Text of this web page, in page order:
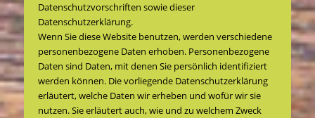
Datenschutzvorschriften sowie dieser
Datenschutzerklärung.
Wenn Sie diese Website benutzen, werden verschiedene
personenbezogene Daten erhoben. Personenbezogene
Daten sind Daten, mit denen Sie persönlich identifiziert
werden können. Die vorliegende Datenschutzerklärung
erläutert, welche Daten wir erheben und wofür wir sie
nutzen. Sie erläutert auch, wie und zu welchem Zweck